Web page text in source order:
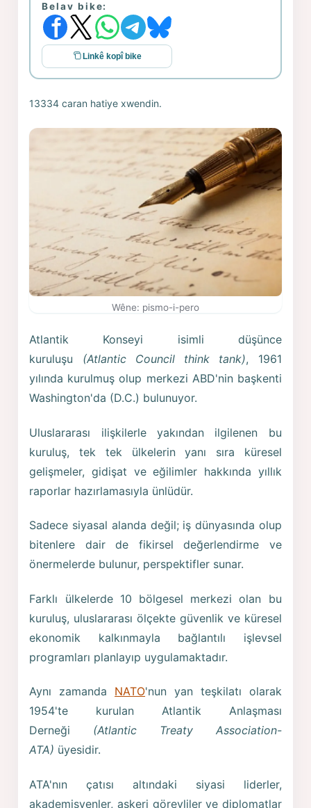
Belav bike:
Linkê kopî bike
13334 caran hatiye xwendin.
Wêne: pismo-i-pero
Atlantik Konseyi isimli düşünce
kuruluşu (Atlantic Council think tank), 1961
yılında kurulmuş olup merkezi ABD'nin başkenti
Washington'da (D.C.) bulunuyor.
Uluslararası ilişkilerle yakından ilgilenen bu
kuruluş, tek tek ülkelerin yanı sıra küresel
gelişmeler, gidişat ve eğilimler hakkında yıllık
raporlar hazırlamasıyla ünlüdür.
Sadece siyasal alanda değil; iş dünyasında olup
bitenlere dair de fikirsel değerlendirme ve
önermelerde bulunur, perspektifler sunar.
Farklı ülkelerde 10 bölgesel merkezi olan bu
kuruluş, uluslararası ölçekte güvenlik ve küresel
ekonomik kalkınmayla bağlantılı işlevsel
programları planlayıp uygulamaktadır.
Aynı zamanda NATO'nun yan teşkilatı olarak
1954'te kurulan Atlantik Anlaşması
Derneği (Atlantic Treaty Association-
ATA) üyesidir.
ATA'nın çatısı altındaki siyasi liderler,
akademisyenler, askeri görevliler ve diplomatlar